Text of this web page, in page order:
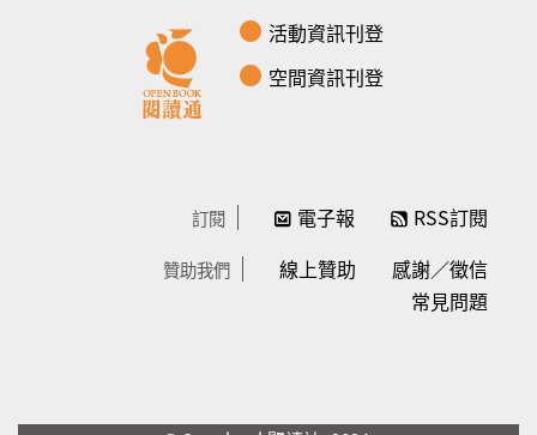
活動資訊刊登
空間資訊刊登
訂閱 電子報 RSS訂閱
贊助我們 線上贊助
感謝／徵信
常見問題